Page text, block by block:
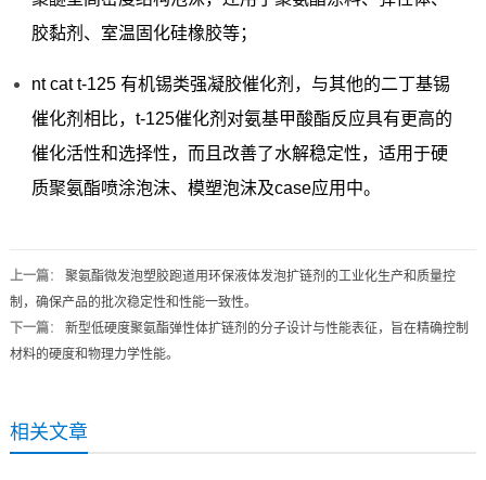
胶黏剂、室温固化硅橡胶等；
nt cat t-125 有机锡类强凝胶催化剂，与其他的二丁基锡
催化剂相比，t-125催化剂对氨基甲酸酯反应具有更高的
催化活性和选择性，而且改善了水解稳定性，适用于硬
质聚氨酯喷涂泡沫、模塑泡沫及case应用中。
上一篇： 聚氨酯微发泡塑胶跑道用环保液体发泡扩链剂的工业化生产和质量控
制，确保产品的批次稳定性和性能一致性。
下一篇： 新型低硬度聚氨酯弹性体扩链剂的分子设计与性能表征，旨在精确控制
材料的硬度和物理力学性能。
相关文章